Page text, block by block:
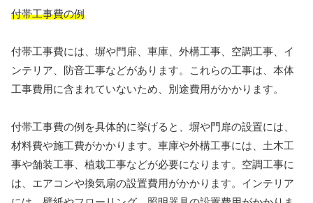
付帯工事費の例
付帯工事費には、塀や門扉、車庫、外構工事、空調工事、イ
ンテリア、防音工事などがあります。これらの工事は、本体
工事費用に含まれていないため、別途費用がかかります。
付帯工事費の例を具体的に挙げると、塀や門扉の設置には、
材料費や施工費がかかります。車庫や外構工事には、土木工
事や舗装工事、植栽工事などが必要になります。空調工事に
は、エアコンや換気扇の設置費用がかかります。インテリア